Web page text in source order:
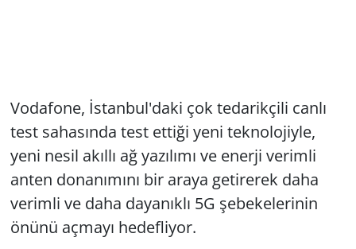
Vodafone, İstanbul'daki çok tedarikçili canlı
test sahasında test ettiği yeni teknolojiyle,
yeni nesil akıllı ağ yazılımı ve enerji verimli
anten donanımını bir araya getirerek daha
verimli ve daha dayanıklı 5G şebekelerinin
önünü açmayı hedefliyor.